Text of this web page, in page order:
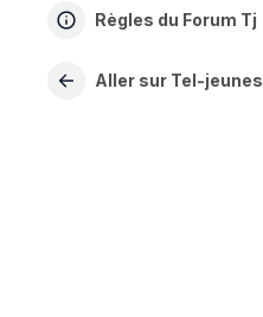
Règles du Forum Tj
Aller sur Tel-jeunes